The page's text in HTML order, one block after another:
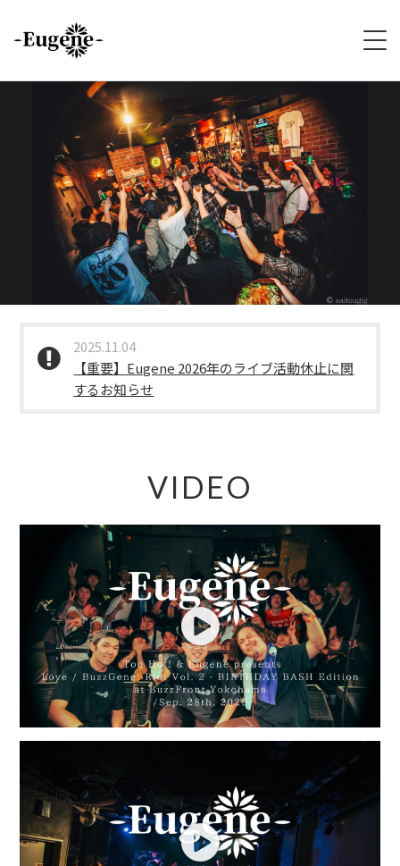
HOME
ABOUT
LIVE
VIDEO
DISCOGRAPHY
2025.11.04
【重要】Eugene 2026年のライブ活動休止に関
するお知らせ
VIDEO
Play
Play